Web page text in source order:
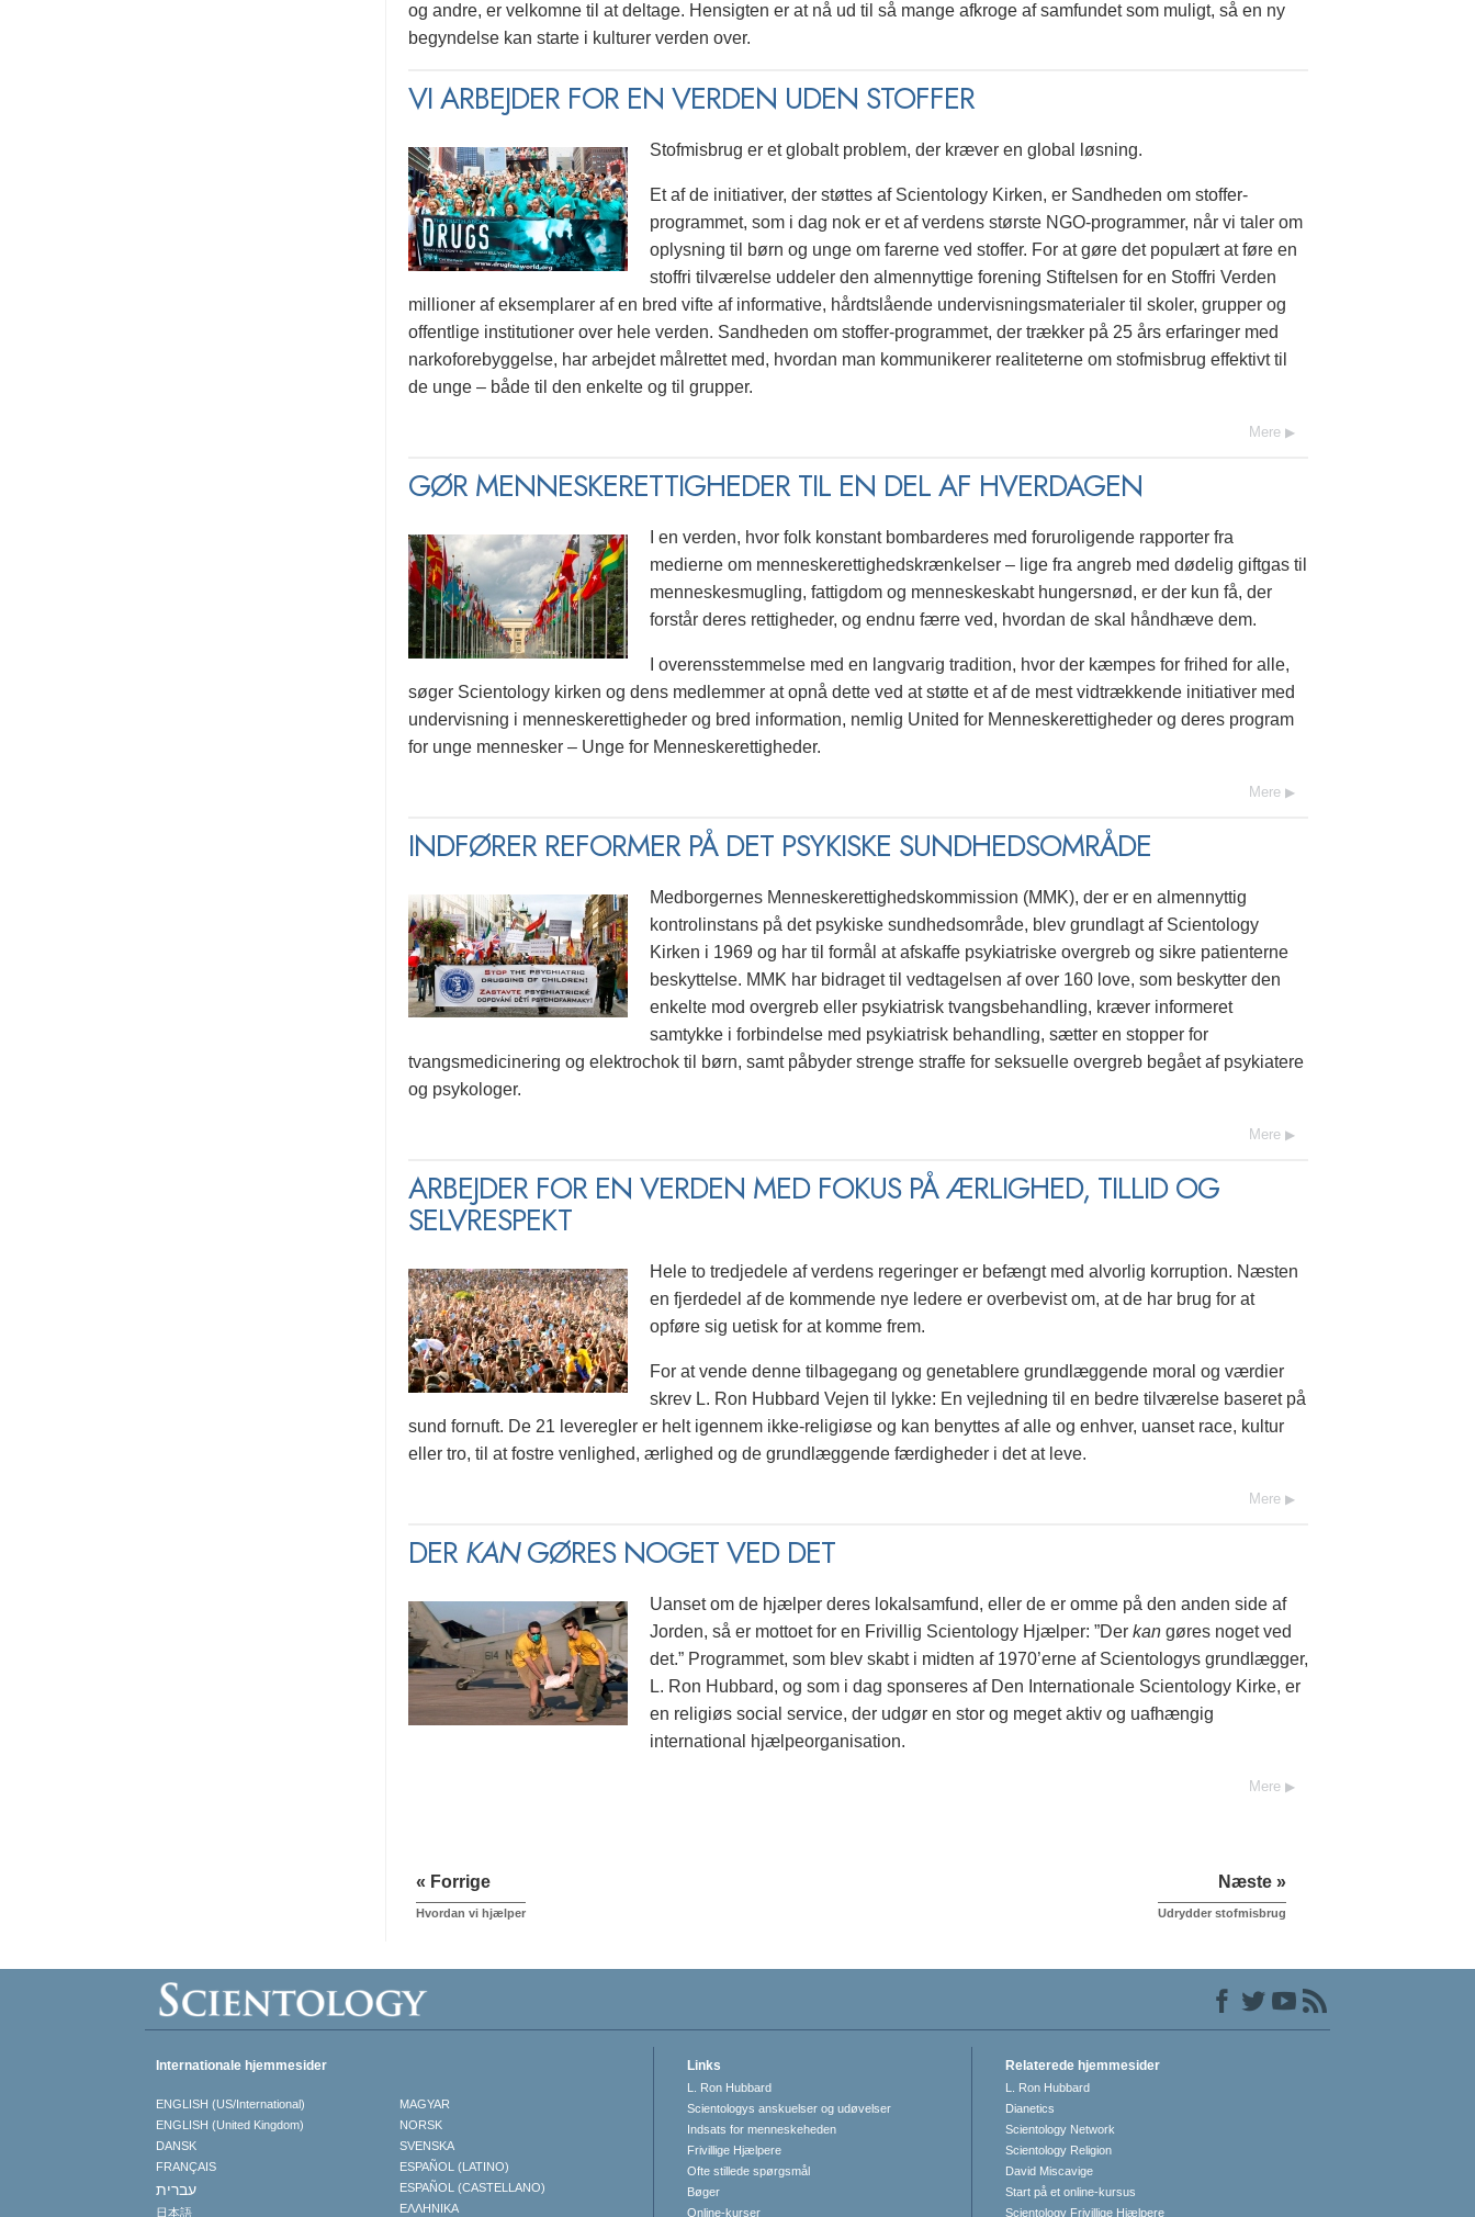
og andre, er velkomne til at deltage. Hensigten er at nå ud til så mange afkroge af samfundet som muligt, så en ny
begyndelse kan starte i kulturer verden over.
VI ARBEJDER FOR EN VERDEN UDEN STOFFER
Stofmisbrug er et globalt problem, der kræver en global løsning.
Et af de initiativer, der støttes af Scientology Kirken, er Sandheden om stoffer-
programmet, som i dag nok er et af verdens største NGO-programmer, når vi taler om
oplysning til børn og unge om farerne ved stoffer. For at gøre det populært at føre en
stoffri tilværelse uddeler den almennyttige forening Stiftelsen for en Stoffri Verden
millioner af eksemplarer af en bred vifte af informative, hårdtslående undervisningsmaterialer til skoler, grupper og
offentlige institutioner over hele verden. Sandheden om stoffer-programmet, der trækker på 25 års erfaringer med
narkoforebyggelse, har arbejdet målrettet med, hvordan man kommunikerer realiteterne om stofmisbrug effektivt til
de unge – både til den enkelte og til grupper.
Mere
GØR MENNESKERETTIGHEDER TIL EN DEL AF HVERDAGEN
I en verden, hvor folk konstant bombarderes med foruroligende rapporter fra
medierne om menneskerettighedskrænkelser – lige fra angreb med dødelig giftgas til
menneskesmugling, fattigdom og menneskeskabt hungersnød, er der kun få, der
forstår deres rettigheder, og endnu færre ved, hvordan de skal håndhæve dem.
I overensstemmelse med en langvarig tradition, hvor der kæmpes for frihed for alle,
søger Scientology kirken og dens medlemmer at opnå dette ved at støtte et af de mest vidtrækkende initiativer med
undervisning i menneskerettigheder og bred information, nemlig United for Menneskerettigheder og deres program
for unge mennesker – Unge for Menneskerettigheder.
Mere
INDFØRER REFORMER PÅ DET PSYKISKE SUNDHEDSOMRÅDE
Medborgernes Menneskerettighedskommission (MMK), der er en almennyttig
kontrolinstans på det psykiske sundhedsområde, blev grundlagt af Scientology
Kirken i 1969 og har til formål at afskaffe psykiatriske overgreb og sikre patienterne
beskyttelse. MMK har bidraget til vedtagelsen af over 160 love, som beskytter den
enkelte mod overgreb eller psykiatrisk tvangsbehandling, kræver informeret
samtykke i forbindelse med psykiatrisk behandling, sætter en stopper for
tvangsmedicinering og elektrochok til børn, samt påbyder strenge straffe for seksuelle overgreb begået af psykiatere
og psykologer.
Mere
ARBEJDER FOR EN VERDEN MED FOKUS PÅ ÆRLIGHED, TILLID OG
SELVRESPEKT
Hele to tredjedele af verdens regeringer er befængt med alvorlig korruption. Næsten
en fjerdedel af de kommende nye ledere er overbevist om, at de har brug for at
opføre sig uetisk for at komme frem.
For at vende denne tilbagegang og genetablere grundlæggende moral og værdier
skrev L. Ron Hubbard Vejen til lykke: En vejledning til en bedre tilværelse baseret på
sund fornuft. De 21 leveregler er helt igennem ikke-religiøse og kan benyttes af alle og enhver, uanset race, kultur
eller tro, til at fostre venlighed, ærlighed og de grundlæggende færdigheder i det at leve.
Mere
DER KANGØRES NOGET VED DET
Uanset om de hjælper deres lokalsamfund, eller de er omme på den anden side af
Jorden, så er mottoet for en Frivillig Scientology Hjælper: ”Der kan gøres noget ved
det.” Programmet, som blev skabt i midten af 1970’erne af Scientologys grundlægger,
L. Ron Hubbard, og som i dag sponseres af Den Internationale Scientology Kirke, er
en religiøs social service, der udgør en stor og meget aktiv og uafhængig
international hjælpeorganisation.
Mere
« Forrige
Hvordan vi hjælper
Næste »
Udrydder stofmisbrug
Internationale hjemmesider
ENGLISH (US/International)
ENGLISH (United Kingdom)
DANSK
FRANÇAIS
עברית
日本語
MAGYAR
NORSK
SVENSKA
ESPAÑOL (LATINO)
ESPAÑOL (CASTELLANO)
ΕΛΛΗΝΙΚA
Links
L. Ron Hubbard
Scientologys anskuelser og udøvelser
Indsats for menneskeheden
Frivillige Hjælpere
Ofte stillede spørgsmål
Bøger
Online-kurser
Relaterede hjemmesider
L. Ron Hubbard
Dianetics
Scientology Network
Scientology Religion
David Miscavige
Start på et online-kursus
Scientology Frivillige Hjælpere